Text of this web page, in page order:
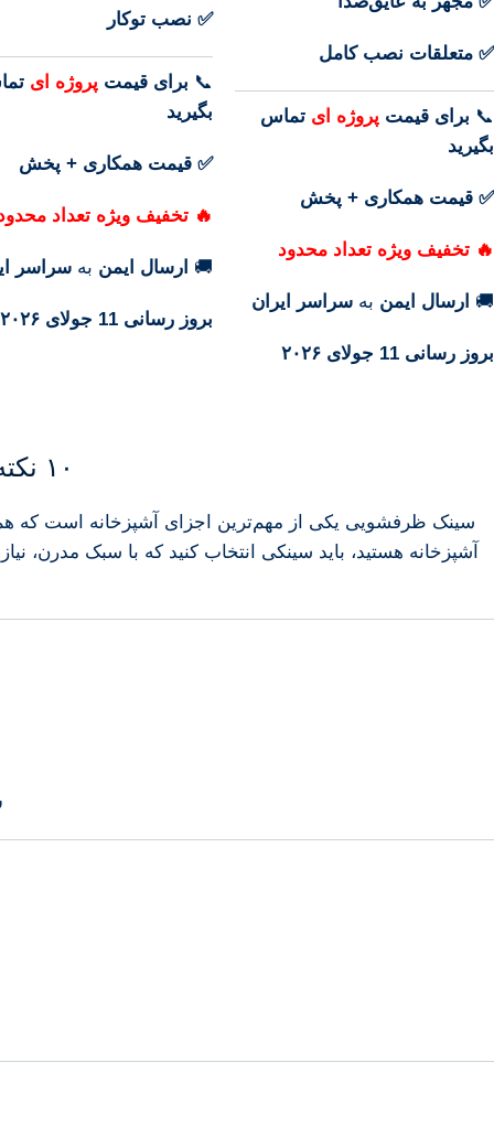
✅ متعلقات نصب کامل
📞 برای قیمت پروژه ای تماس
بگیرید
✅ قیمت همکاری + پخش
🔥 تخفیف ویژه تعداد محدود
🚚 ارسال ایمن به سراسر ایران
بروز رسانی 11 جولای ۲۰۲۶
✅ نصب توکار
📞 برای قیمت پروژه ای
بگیرید
✅ قیمت همکاری + پخش
🔥 تخفیف ویژه تعداد
🚚 ارسال ایمن بهسراسر
بروز رسانی 11 جولای ۲۰۲۶
۱۰
سینک ظرفشویی یکی از مهم‌ترین اجزای آشپزخانه استکه
آشپزخانه هستید، باید سینکی انتخابکنیدکه با سبک مدرن،